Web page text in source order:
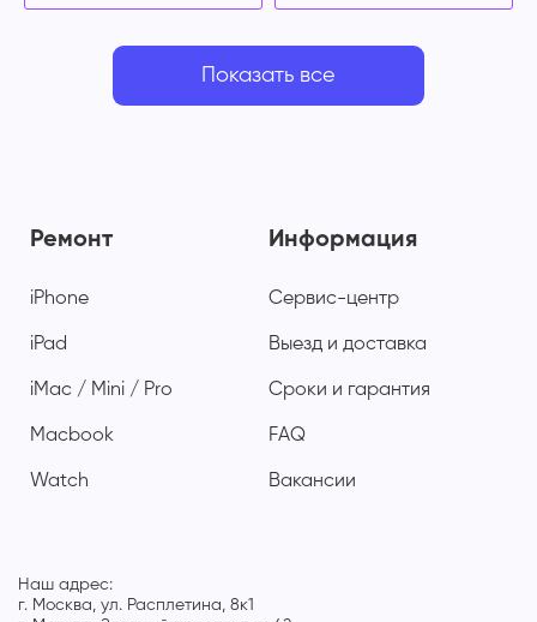
Показать все
Ремонт
iPhone
iPad
iMac / Mini / Pro
Macbook
Watch
Информация
Сервис-центр
Выезд и доставка
Сроки и гарантия
FAQ
Вакансии
Наш адрес:
г. Москва, ул. Расплетина, 8к1